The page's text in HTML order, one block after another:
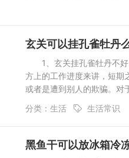
玄关可以挂孔雀牡丹
1、玄关挂孔雀牡丹不
方上的工作进度来讲，短期
或者是遭到别人的欺骗。对
分类： 生活 生活常识
黑鱼干可以放冰箱冷